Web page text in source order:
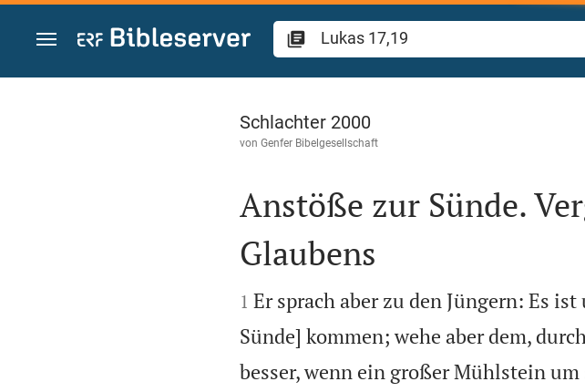
Zum Inhalt springen
Lukas 17
Schlachter 2000
von Genfer Bibelgesellschaft

Anstöße zur Sünde.
Glaubens

1 Er sprach aber zu den Jüngern: Es
Sünde] kommen; wehe aber dem,
besser, wenn ein großer Mühlstein